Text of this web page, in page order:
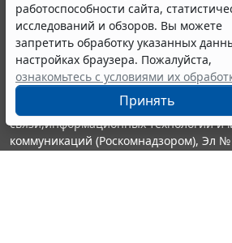
работоспособности сайта,
исследований и обзоров. Вы можете
запретить обработку указанных
настройках браузера. Пожалуйста,
ознакомьтесь с условиями их
Принять
© ООО "НПП "ГАРАНТ-СЕРВИС", 2026.
выпускается с 1990 года. Компания
являются участниками Российской
информации ГАРАНТ.
Портал ГАРАНТ.РУ зарегистрирован в
издания Федеральной службой по
связи,информационных технологий и
коммуникаций (Роскомнадзором), Эл